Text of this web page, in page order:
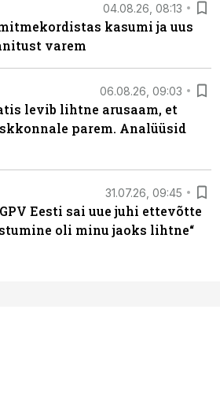
04.08.26, 08:13
kasumi ja uus
varem
06.08.26, 09:03
levib lihtne arusaam, et
parem. Analüüsid
31.07.26, 09:45
Eesti sai uue juhi ettevõtte
oli minu jaoks lihtne“